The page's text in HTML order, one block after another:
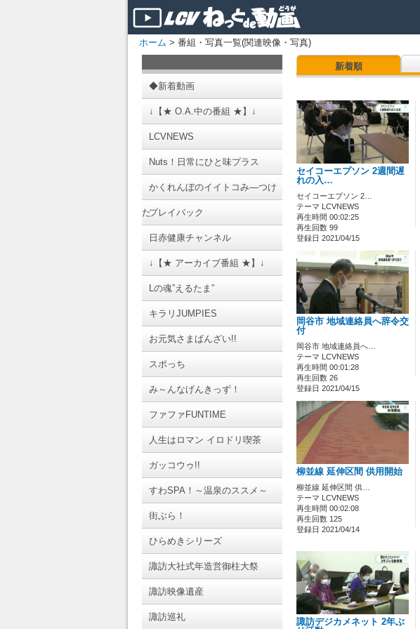
ホーム > 番組・写真一覧(関連映像・写真)
◆新着動画
↓【★ O.A.中の番組 ★】↓
LCVNEWS
Nuts！日常にひと味プラス
かくれんぼのイイトコみ―つけ
たプレイバック
日赤健康チャンネル
↓【★ アーカイブ番組 ★】↓
Lの魂”えるたま”
キラリJUMPIES
お元気さまばんざい!!
スポっち
み～んなげんきっず！
ファファFUNTIME
人生はロマン イロドリ喫茶
ガッコウゥ!!
すわSPA！～温泉のススメ～
街ぶら！
ひらめきシリーズ
諏訪大社式年造営御柱大祭
諏訪映像遺産
諏訪巡礼
新着順
セイコーエプソン 2週間遅
れの入…
セイコーエプソン 2…
テーマ LCVNEWS
再生時間 00:02:25
再生回数 99
登録日 2021/04/15
岡谷市 地域連絡員へ辞令交
付
岡谷市 地域連絡員へ…
テーマ LCVNEWS
再生時間 00:01:28
再生回数 26
登録日 2021/04/15
柳並線 延伸区間 供用開始
柳並線 延伸区間 供…
テーマ LCVNEWS
再生時間 00:02:08
再生回数 125
登録日 2021/04/14
諏訪デジカメネット 2年ぶ